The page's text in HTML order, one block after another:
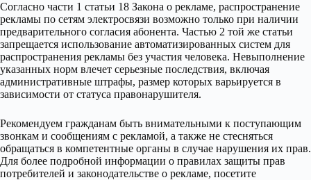
Согласно части 1 статьи 18 Закона о рекламе, распространение
рекламы по сетям электросвязи возможно только при наличии
предварительного согласия абонента. Частью 2 той же статьи
запрещается использование автоматизированных систем для
распространения рекламы без участия человека. Невыполнение
указанных норм влечет серьезные последствия, включая
административные штрафы, размер которых варьируется в
зависимости от статуса правонарушителя.
Рекомендуем гражданам быть внимательными к поступающим
звонкам и сообщениям с рекламой, а также не стесняться
обращаться в компетентные органы в случае нарушения их прав.
Для более подробной информации о правилах защиты прав
потребителей и законодательстве о рекламе, посетите